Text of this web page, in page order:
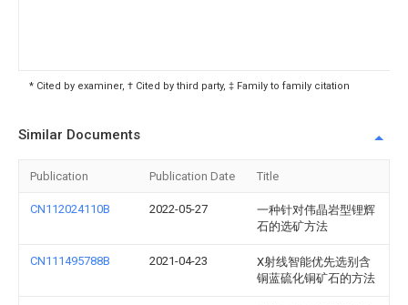
* Cited by examiner, † Cited by third party, ‡ Family to family citation
Similar Documents
Publication Publication Date Title
CN112024110B 2022-05-27
一种针对伟晶岩型锂辉
石的选矿方法
CN111495788B 2021-04-23
X射线智能优先选别含
铜蓝硫化铜矿石的方法